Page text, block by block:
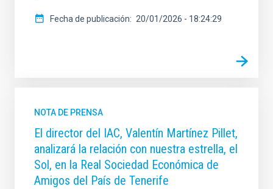
Fecha de publicación 20/01/2026 - 18:24:29
NOTA DE PRENSA
El director del IAC, Valentín Martínez Pillet,
analizará la relación con nuestra estrella, el
Sol, en la Real Sociedad Económica de
Amigos del País de Tenerife